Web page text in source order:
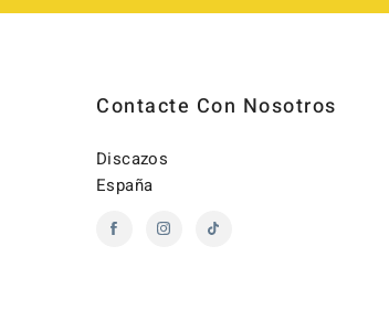
Contacte Con Nosotros
Discazos
España